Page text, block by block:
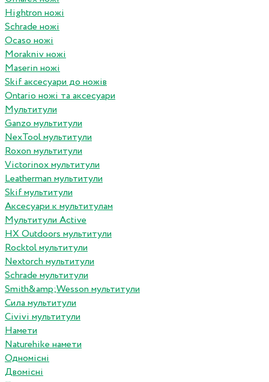
Hightron ножі
Schrade ножі
Ocaso ножі
Morakniv ножі
Maserin ножі
Skif аксесуари до ножів
Ontario ножі та аксесуари
Мультитули
Ganzo мультитули
NexTool мультитули
Roxon мультитули
Victorinox мультитули
Leatherman мультитули
Skif мультитули
Аксесуари к мультитулам
Мультитули Active
HX Outdoors мультитули
Rocktol мультитули
Nextorch мультитули
Schrade мультитули
Smith&amp;Wesson мультитули
Сила мультитули
Civivi мультитули
Намети
Naturehike намети
Одномісні
Двомісні